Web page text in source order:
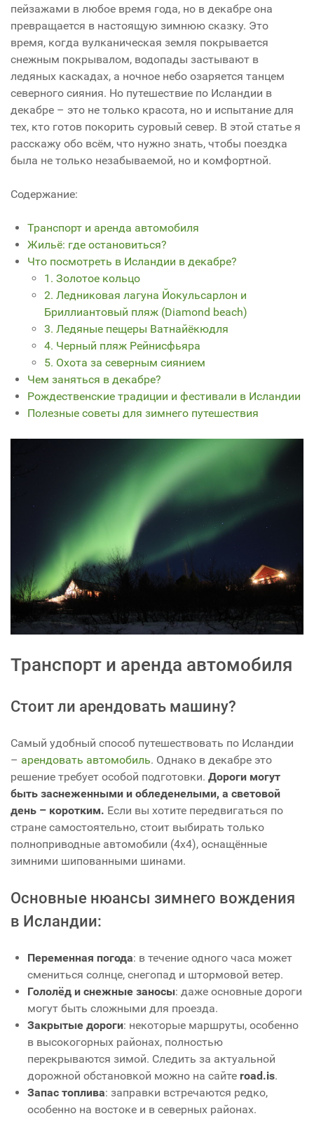
пейзажами в любое время года, но в декабре она
превращается в настоящую зимнюю сказку. Это
время, когда вулканическая земля покрывается
снежным покрывалом, водопады застывают в
ледяных каскадах, а ночное небо озаряется танцем
северного сияния. Но путешествие по Исландии в
декабре – это не только красота, но и испытание для
тех, кто готов покорить суровый север. В этой статье я
расскажу обо всём, что нужно знать, чтобы поездка
была не только незабываемой, но и комфортной.
Содержание:
Транспорт и аренда автомобиля
Жильё: где остановиться?
Что посмотреть в Исландии в декабре?
1. Золотое кольцо
2. Ледниковая лагуна Йокульсарлон и
Бриллиантовый пляж (Diamond beach)
3. Ледяные пещеры Ватнайёкюдля
4. Черный пляж Рейнисфьяра
5. Охота за северным сиянием
Чем заняться в декабре?
Рождественские традиции и фестивали в Исландии
Полезные советы для зимнего путешествия
Транспорт и аренда автомобиля
Стоит ли арендовать машину?
Самый удобный способ путешествовать по Исландии
– арендовать автомобиль. Однако в декабре это
решение требует особой подготовки. Дороги могут
быть заснеженными и обледенелыми, а световой
день – коротким. Если вы хотите передвигаться по
стране самостоятельно, стоит выбирать только
полноприводные автомобили (4x4), оснащённые
зимними шипованными шинами.
Основные нюансы зимнего вождения
в Исландии:
Переменная погода: в течение одного часа может
смениться солнце, снегопад и штормовой ветер.
Гололёд и снежные заносы: даже основные дороги
могут быть сложными для проезда.
Закрытые дороги: некоторые маршруты, особенно
в высокогорных районах, полностью
перекрываются зимой. Следить за актуальной
дорожной обстановкой можно на сайте road.is.
Запас топлива: заправки встречаются редко,
особенно на востоке и в северных районах.